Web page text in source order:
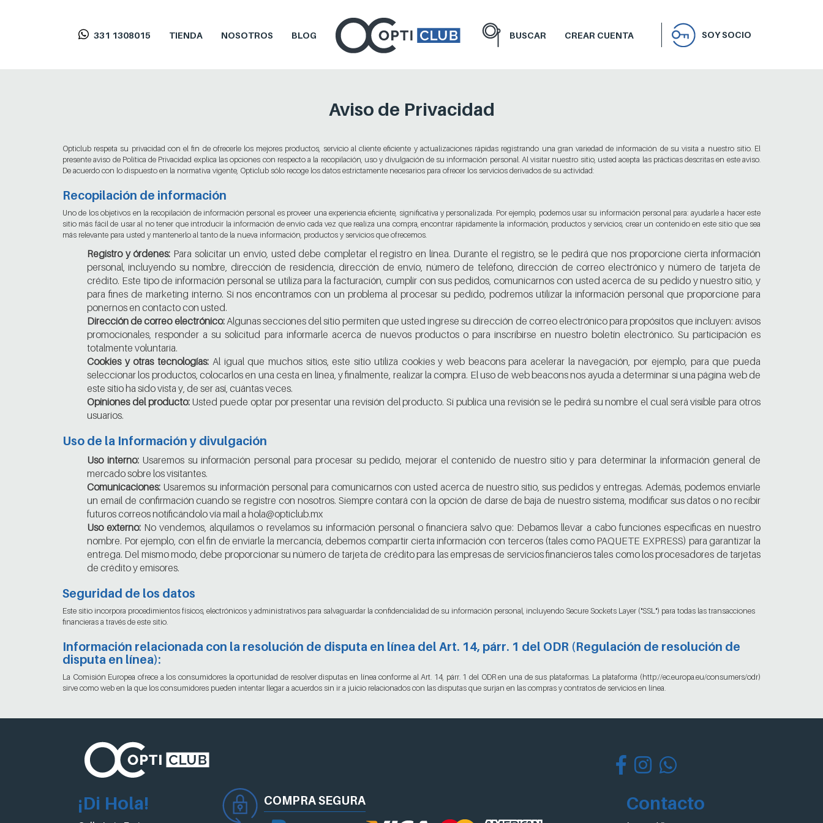
331 1308015 TIENDA NOSOTROS BLOG BUSCAR CREAR CUENTA SOY SOCIO
Aviso de Privacidad
Opticlub respeta su privacidad con el fin de ofrecerle los mejores productos, servicio al cliente eficiente y actualizaciones rápidas registrando una gran variedad de información de su visita a nuestro sitio. El
presente aviso de Política de Privacidad explica las opciones con respecto a la recopilación, uso y divulgación de su información personal. Al visitar nuestro sitio, usted acepta las prácticas descritas en este aviso.
De acuerdo con lo dispuesto en la normativa vigente, Opticlub sólo recoge los datos estrictamente necesarios para ofrecer los servicios derivados de su actividad:
Recopilación de información
Uno de los objetivos en la recopilación de información personal es proveer una experiencia eficiente, significativa y personalizada. Por ejemplo, podemos usar su información personal para: ayudarle a hacer este
sitio más fácil de usar al no tener que introducir la información de envío cada vez que realiza una compra, encontrar rápidamente la información, productos y servicios, crear un contenido en este sitio que sea
más relevante para usted y mantenerlo al tanto de la nueva información, productos y servicios que ofrecemos.
Registro y órdenes: Para solicitar un envío, usted debe completar el registro en línea. Durante el registro, se le pedirá que nos proporcione cierta información
personal, incluyendo su nombre, dirección de residencia, dirección de envío, número de teléfono, dirección de correo electrónico y número de tarjeta de
crédito. Este tipo de información personal se utiliza para la facturación, cumplir con sus pedidos, comunicarnos con usted acerca de su pedido y nuestro sitio, y
para fines de marketing interno. Si nos encontramos con un problema al procesar su pedido, podremos utilizar la información personal que proporcione para
ponernos en contacto con usted.
Dirección de correo electrónico:Algunas secciones del sitio permiten que usted ingrese su dirección de correo electrónico para propósitos que incluyen: avisos
promocionales, responder a su solicitud para informarle acerca de nuevos productos o para inscribirse en nuestro boletín electrónico. Su participación es
totalmente voluntaria.
Cookies y otras tecnologías: Al igual que muchos sitios, este sitio utiliza cookies y web beacons para acelerar la navegación, por ejemplo, para que pueda
seleccionar los productos, colocarlos en una cesta en línea, y finalmente, realizar la compra. El uso de web beacons nos ayuda a determinar si una página web de
este sitio ha sido vista y, de ser así, cuántas veces.
Opiniones del producto:Usted puede optar por presentar una revisión del producto. Si publica una revisión se le pedirá su nombre el cual será visible para otros
usuarios.
Uso de la Información y divulgación
Uso interno:Usaremos su información personal para procesar su pedido, mejorar el contenido de nuestro sitio y para determinar la información general de
mercado sobre los visitantes.
Comunicaciones: Usaremos su información personal para comunicarnos con usted acerca de nuestro sitio, sus pedidos y entregas. Además, podemos enviarle
un email de confirmación cuando se registre con nosotros. Siempre contará con la opción de darse de baja de nuestro sistema, modificar sus datos o no recibir
futuros correos notificándolo vía mail a hola@opticlub.mx
Uso externo: No vendemos, alquilamos o revelamos su información personal o financiera salvo que: Debamos llevar a cabo funciones específicas en nuestro
nombre. Por ejemplo, con el fin de enviarle la mercancía, debemos compartir cierta información con terceros (tales como PAQUETE EXPRESS) para garantizar la
entrega. Del mismo modo, debe proporcionar su número de tarjeta de crédito para las empresas de servicios financieros tales como los procesadores de tarjetas
de crédito y emisores.
Seguridad de los datos
Este sitio incorpora procedimientos físicos, electrónicos y administrativos para salvaguardar la confidencialidad de su información personal, incluyendo Secure Sockets Layer ("SSL") para todas las transacciones
financieras a través de este sitio.
Información relacionada con la resolución de disputa en línea del Art. 14, párr. 1 del ODR (Regulación de resolución de
disputa en línea):
La Comisión Europea ofrece a los consumidores la oportunidad de resolver disputas en línea conforme al Art. 14, párr. 1 del ODR en una de sus plataformas. La plataforma (http://ec.europa.eu/consumers/odr)
sirve como web en la que los consumidores pueden intentar llegar a acuerdos sin ir a juicio relacionados con las disputas que surjan en las compras y contratos de servicios en línea.
¡Di Hola! COMPRASEGURA Contacto